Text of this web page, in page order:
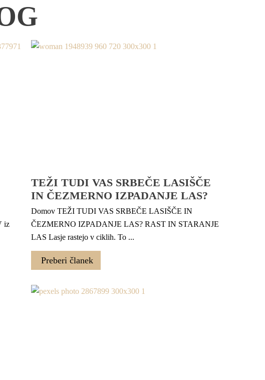
iz
TEŽI TUDI VAS SRBEČE LASIŠČE
IN ČEZMERNO IZPADANJE LAS?
Domov TEŽI TUDI VAS SRBEČE LASIŠČE IN
ČEZMERNO IZPADANJE LAS? RAST IN STARANJE
LAS Lasje rastejo v ciklih. To ...
Preberi članek